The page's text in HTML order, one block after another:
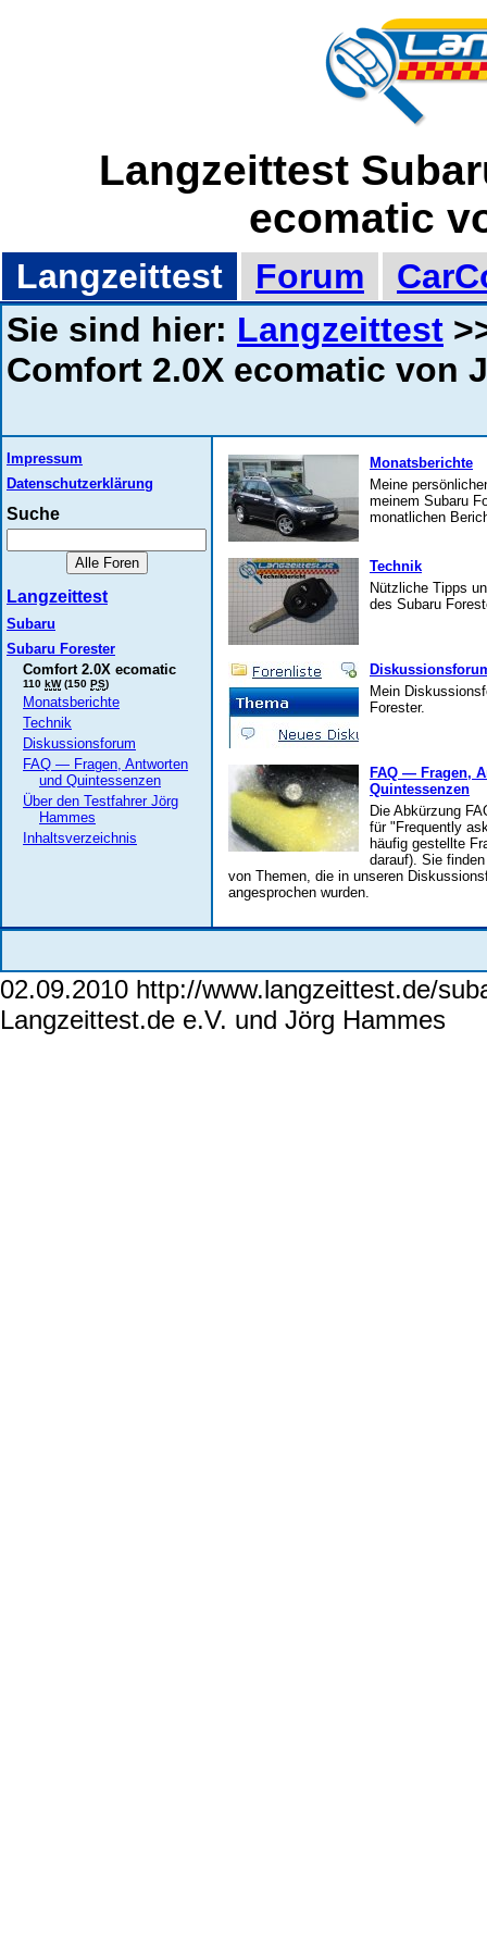
Langzeittest
ecomatic
Langzeittest Forum
Sie sind hier: Langzeittest
Comfort 2.0X ecomatic von
Impressum
Datenschutzerklärung
Suche
Langzeittest
Subaru
Subaru Forester
Comfort 2.0X ecomatic
110 kW(150 PS)
Monatsberichte
Technik
Diskussionsforum
FAQ — Fragen, Antworten
und Quintessenzen
Über den Testfahrer Jörg
Hammes
Inhaltsverzeichnis
Monatsberichte
Meine
meinem Subaru
monatlichen
Technik
Nützliche Tipps
des Subaru
Mein
Forester.
FAQ — Fragen,
Quintessenzen
Die Abkürzung
für "Frequently
häufig gestellte
darauf). Sie
von Themen, die in unseren
angesprochen wurden.
02.09.2010 http://www.langzeittest.de/
Langzeittest.de e.V. und Jörg Hammes